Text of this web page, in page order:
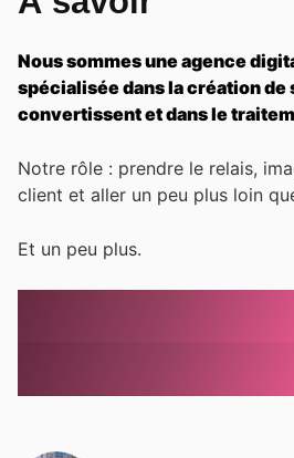
Nous sommes une agence
spécialisée dans la création de
convertissent et dans le
Notre rôle : prendre le relais,
client et aller un peu plus loin
Et un peu plus.